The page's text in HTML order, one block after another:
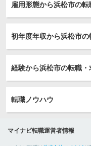
雇用形態から浜松市の
初年度年収から浜松市
経験から浜松市の転職
転職ノウハウ
マイナビ転職運営者情報